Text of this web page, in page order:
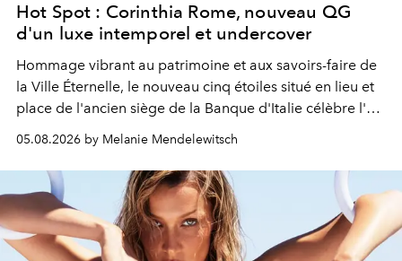
Hot Spot : Corinthia Rome, nouveau QG
d'un luxe intemporel et undercover
Hommage vibrant au patrimoine et aux savoirs-faire de
la Ville Éternelle, le nouveau cinq étoiles situé en lieu et
place de l'ancien siège de la Banque d'Italie célèbre l'art
de vivre Romain dans toute son élégance intemporelle.
05.08.2026 by Melanie Mendelewitsch